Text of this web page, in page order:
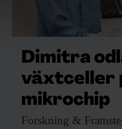
funktioner för
information från din enhet
kombinera informationen
tjänster.
Dimitra
växtceller
mikrochip
Forskning &